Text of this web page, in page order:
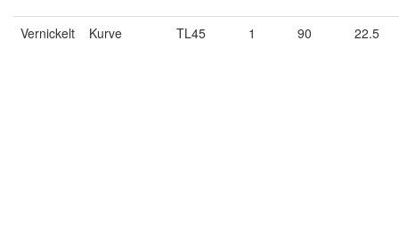
Vernickelt Kurve TL45 1 90 22.5